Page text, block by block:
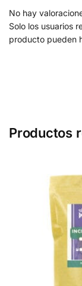
No hay
Solo los usuarios
producto pueden
Productos